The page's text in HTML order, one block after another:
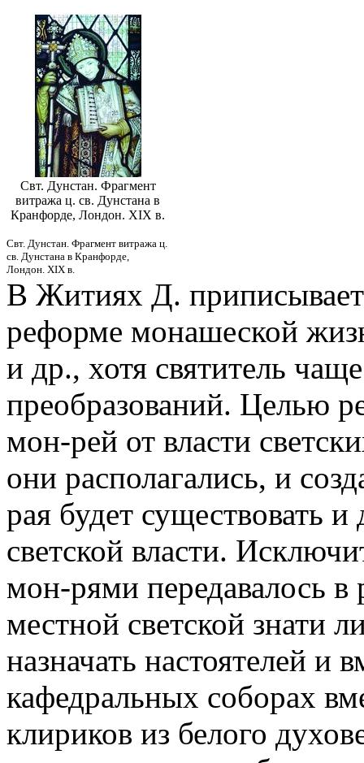
Свт. Дунстан. Фрагмент
витража ц. св. Дунстана в
Кранфорде, Лондон. XIX в.
Свт. Дунстан. Фрагмент витража ц.
св. Дунстана в Кранфорде,
Лондон. XIX в.
В Житиях Д.
реформе монашеской
и др., хотя святитель
преобразований. Целью
мон-рей от власти
они располагались, и
рая будет существовать и
светской власти.
мон-рями передавалось в
местной светской знати
назначать настоятелей и
кафедральных соборах
клириков из белого